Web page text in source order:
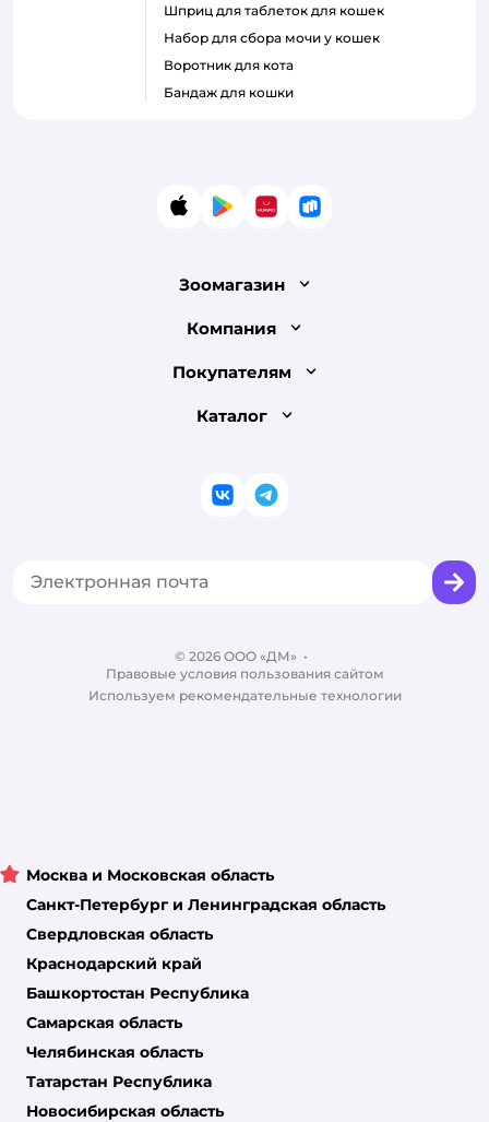
шприц для таблеток для кошек
набор для сбора мочи у кошек
воротник для кота
бандаж для кошки
App StoreGoogle Play
AppGallery
RuStore
Зоомагазин
Лицензия
Доставка и оплата
Обмен и возврат товара
Политика использования файлов cookie
Компания
О компании
Инвесторам
Закупки
Покупателям
Бонусные карты
Оплата Мокка
Блог
Каталог
Корм для кошек
Корм для собак
© 2026 ООО «ДМ» •
Правовые условия пользования сайтом
Используем рекомендательные технологии
ВКонтакте
Telegram
Москва и Московская область
Санкт-Петербург и Ленинградская область
Свердловская область
Краснодарский край
Башкортостан Республика
Самарская область
Челябинская область
Татарстан Республика
Новосибирская область